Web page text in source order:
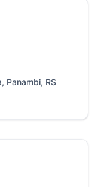
Panambi, RS